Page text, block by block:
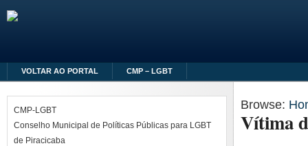
VOLTAR AO PORTAL CMP – LGBT
Browse:
Vítima
CMP-LGBT
Conselho Municipal de Políticas Públicas para LGBT
de Piracicaba